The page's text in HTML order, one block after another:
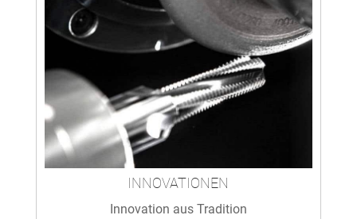
INNOVATIONEN
Innovation aus Tradition